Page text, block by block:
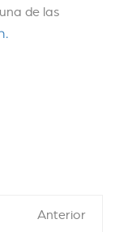
de las
Anterior